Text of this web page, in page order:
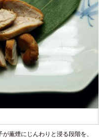
薫煙にじんわりと浸る段階を、